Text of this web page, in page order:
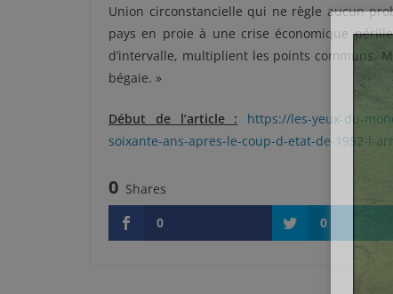
Union circonstancielle qui ne règle aucun
pays en proie à une crise économique
d’intervalle, multiplient les points communs.
bégaie. »
Début de l’article :
https://les-yeux-du-
soixante-ans-apres-le-coup-d-etat-de-1952-l-
0 Shares
0
0